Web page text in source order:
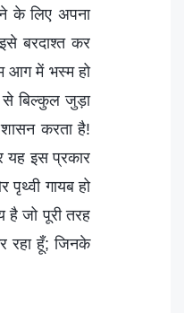
के लिए अपना
बरदाश्‍त कर
आग में भस्म हो
से बिल्‍कुल जुड़ा
शासन करता है!
यह इस प्रकार
गायब हो
है जो पूरी तरह
रहा हूँ; जिनके